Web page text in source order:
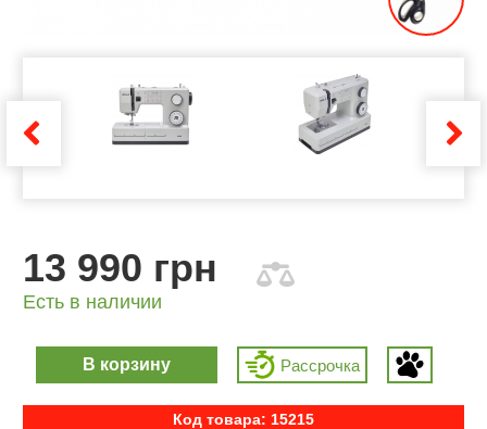
13 990 грн
Есть в наличии
В корзину Рассрочка
Код товара: 15215